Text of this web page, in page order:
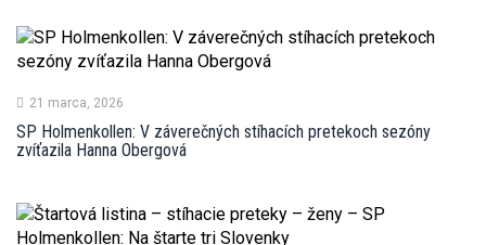
21 marca, 2026
SP Holmenkollen: V záverečných stíhacích pretekoch sezóny
zvíťazila Hanna Obergová